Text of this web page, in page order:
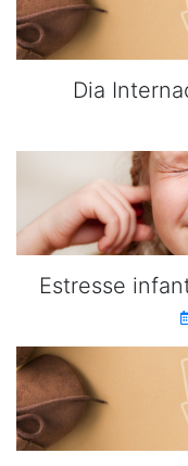
Dia
Estresse